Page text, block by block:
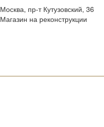
Москва, пр-т Кутузовский, 36
Магазин на реконструкции